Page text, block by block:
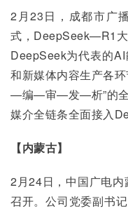
2月23日，成都市广
式，DeepSeek—R1
DeepSeek为代表的
和新媒体内容生产各
—编—审—发—析”的全
媒介全链条全面接入
【内蒙古】
2月24日，中国广电
召开。公司党委副书